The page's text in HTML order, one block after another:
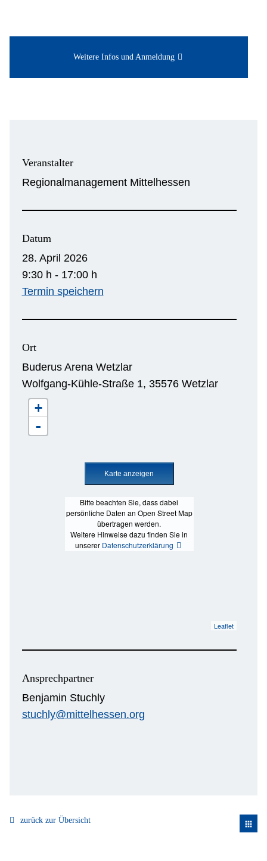
Weitere Infos und Anmeldung
Veranstalter
Regionalmanagement Mittelhessen
Datum
28. April 2026
9:30 h - 17:00 h
Termin speichern
Ort
Buderus Arena Wetzlar
Wolfgang-Kühle-Straße 1, 35576 Wetzlar
Bitte beachten Sie, dass dabei
persönliche Daten an Open Street Map
übertragen werden.
Weitere Hinweise dazu finden Sie in
unserer Datenschutzerklärung
+
-
Leaflet
Ansprechpartner
Benjamin Stuchly
stuchly@mittelhessen.org
zurück zur Übersicht apps